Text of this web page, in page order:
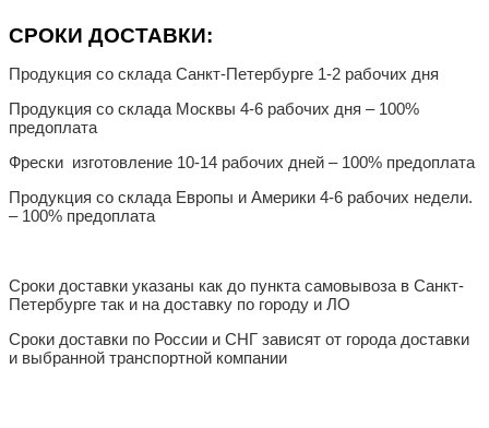
СРОКИ ДОСТАВКИ:
Продукция со склада Санкт-Петербурге 1-2 рабочих дня
Продукция со склада Москвы 4-6 рабочих дня – 100%
предоплата
Фрески изготовление 10-14 рабочих дней – 100% предоплата
Продукция со склада Европы и Америки 4-6 рабочих недели.
– 100% предоплата
Сроки доставки указаны как до пункта самовывоза в Санкт-
Петербурге так и на доставку по городу и ЛО
Сроки доставки по России и СНГ зависят от города доставки
и выбранной транспортной компании